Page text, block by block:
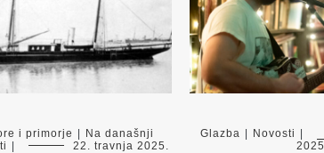
i primorje | Na današnji
| 22. travnja 2025.
Glazba | Novosti |
2025.